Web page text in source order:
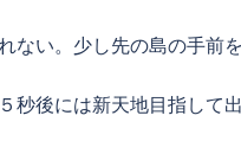
ない。少し先の島の手前を
秒後には新天地目指して